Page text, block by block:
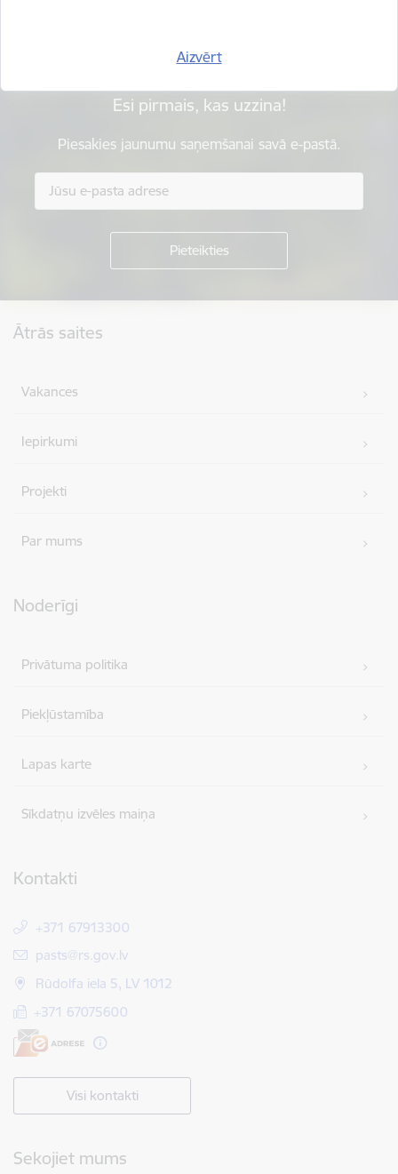
Aizvērt
Esi pirmais, kas uzzina!
Piesakies jaunumu saņemšanai savā e-pastā.
Ātrās saites
Vakances
Iepirkumi
Projekti
Par mums
Noderīgi
Privātuma politika
Piekļūstamība
Lapas karte
Sīkdatņu izvēles maiņa
Kontakti
+371 67913300
E-pasts:
pasts@rs.gov.lv
Rūdolfa iela 5, LV 1012
+371 67075600
Visi kontakti
Sekojiet mums